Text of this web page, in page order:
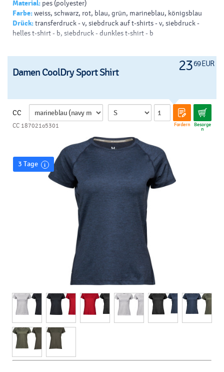
Material: pes (polyester)
Farbe:weiss, schwarz, rot, blau, grün, marineblau, königsblau
Drück:transferdruck - v, siebdruck auf t-shirts - v, siebdruck -
helles t-shirt - b, siebdruck - dunkles t-shirt - b
2369 EUR
Damen CoolDry Sport Shirt
CC
Fordern Besorge
n
CC 187021o5301
3 Tage